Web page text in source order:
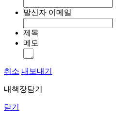
발신자 이메일
제목
메모
취소 내보내기
내책장담기
닫기